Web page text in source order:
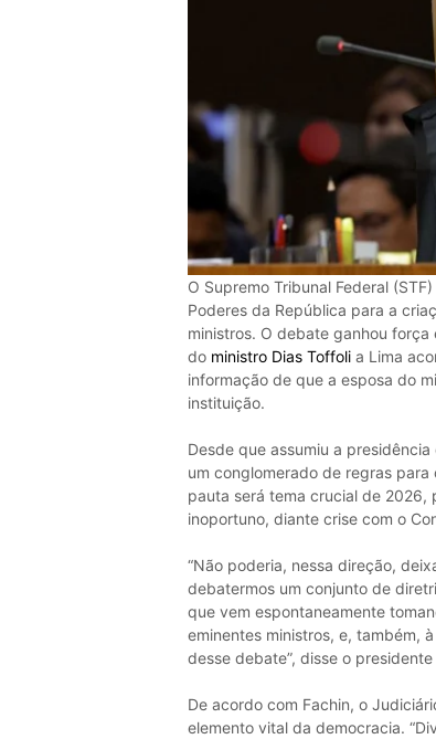
O Supremo Tribunal Federal
Poderes da República para a
ministros. O debate ganhou
do ministro Dias Toffolia Lima
informação de que a esposa do
instituição.
Desde que assumiu a
um conglomerado de regras
pauta será tema crucial de 2026,
inoportuno, diante crise com o
“Não poderia, nessa direção,
debatermos um conjunto de
que vem espontaneamente
eminentes ministros, e, também,
desse debate”, disse o
De acordo com Fachin, o
elemento vital da democracia.